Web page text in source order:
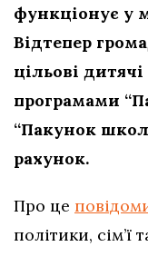
функціонує у
Відтепер
цільові
програмами
“Пакунок
рахунок.
Про це
політики, сім’ї